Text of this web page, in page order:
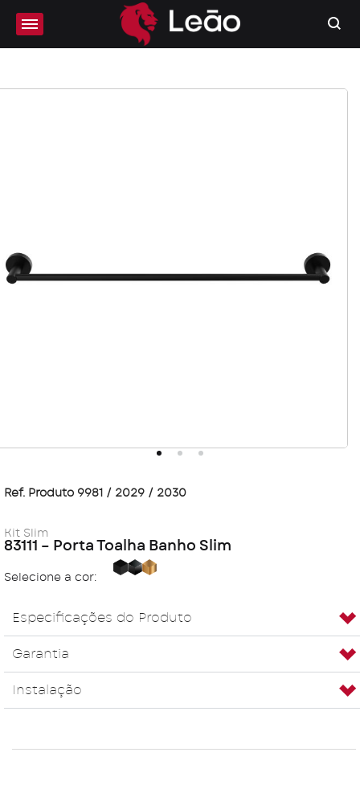
Ref. Produto 9981 / 2029 / 2030
Kit Slim
83111 – Porta Toalha Banho Slim
Selecione a cor: BlackCarbon
Especificações do Produto
Garantia
Instalação